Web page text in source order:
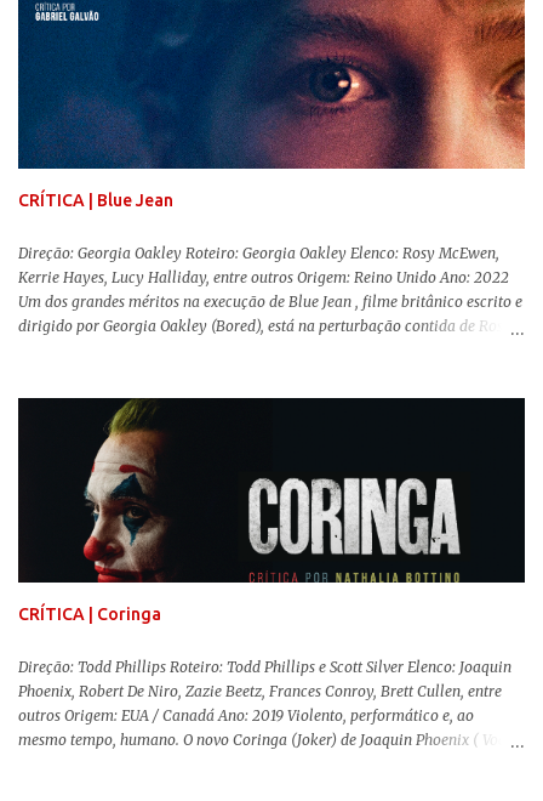
Adoráveis Mulheres ) prometeu tudo e entregou mais ainda, se provando o
filme do ano até aqui. Repleto de criatividade, humor e sem medo de não se
levar a sério, a produção aborda temas complexos com críticas potentes. Já
conhecida por sua filmografia feminista, Gerwig traz uma reflexão de
como a Barbie se encaixa no mundo moderno, desenvolvendo a
importância e o impacto, positivo ou negativo, da boneca na vida das
pessoas. Isso tudo com um sentimento de nostalgia multigeracional. Na
CRÍTICA | Blue Jean
Direção: Georgia Oakley Roteiro: Georgia Oakley Elenco: Rosy McEwen,
Kerrie Hayes, Lucy Halliday, entre outros Origem: Reino Unido Ano: 2022
Um dos grandes méritos na execução de Blue Jean , filme britânico escrito e
dirigido por Georgia Oakley (Bored), está na perturbação contida de Rosy
movimentos e falas, equilibrada numa frágil neutralidade entre seu
trabalho e seus afetos, passando noites bebendo e jogando sinuca com seu
grupo de amigas lésbicas e sua amante. É imperativo para ela que ambos
os mundos não se cruzem de modo algum, pois o período histórico no qual
a história se passa - 1988 na Inglaterra - é de um contexto profundamente
conservador e hostil a pessoas queer. Com o governo liderado pela então
primeira-ministra Margaret Tatcher usando recursos supostamente
constitucionais para mobilizar campanhas agressivas ao modo de vida
CRÍTICA | Coringa
Direção: Todd Phillips Roteiro: Todd Phillips e Scott Silver Elenco: Joaquin
Phoenix, Robert De Niro, Zazie Beetz, Frances Conroy, Brett Cullen, entre
outros Origem: EUA / Canadá Ano: 2019 Violento, performático e, ao
mesmo tempo, humano. O novo Coringa (Joker) de Joaquin Phoenix ( Você